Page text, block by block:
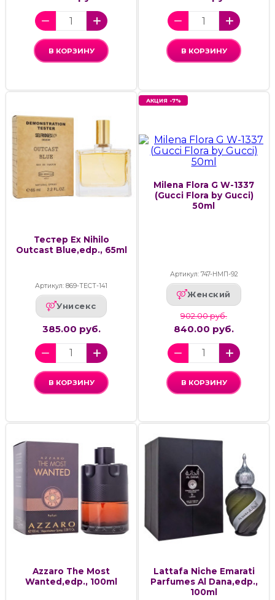
В КОРЗИНУ В КОРЗИНУ
Тестер Ex Nihilo
Outcast Blue,edp., 65ml
Артикул: 869-ТЕСТ-141
Унисекс
385.00 руб.
В КОРЗИНУ
АКЦИЯ -7%
Milena Flora G W-1337
(Gucci Flora by Gucci)
50ml
Артикул: 747-НМП-92
Женский
902.00 руб.
840.00 руб.
В КОРЗИНУ
Azzaro The Most
Wanted,edp., 100ml
Lattafa Niche Emarati
Parfumes Al Dana,edp.,
100ml